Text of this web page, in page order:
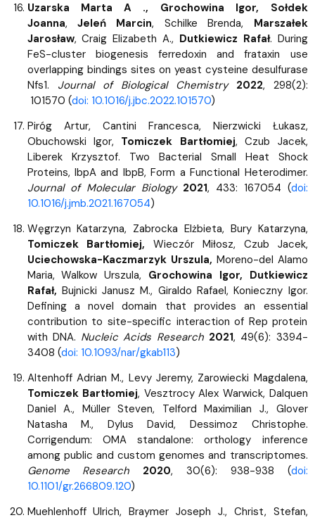
Uzarska Marta A ., Grochowina Igor,
Sołdek
Joanna, Jeleń Marcin, Schilke Brenda, Marszałek
Jarosław, Craig Elizabeth A., Dutkiewicz Rafał. During
FeS-cluster biogenesis ferredoxin and frataxin use
overlapping bindings sites on yeast cysteine desulfurase
Nfs1. Journal of Biological Chemistry 2022, 298(2):
101570 (doi: 10.1016/j.jbc.2022.101570)
Piróg Artur, Cantini Francesca, Nierzwicki Łukasz,
Obuchowski Igor, Tomiczek Bartłomiej, Czub Jacek,
Liberek Krzysztof. Two Bacterial Small Heat Shock
Proteins, IbpA and IbpB, Form a Functional Heterodimer.
Journal of Molecular Biology 2021, 433: 167054 (doi:
10.1016/j.jmb.2021.167054)
Węgrzyn Katarzyna, Zabrocka Elżbieta, Bury Katarzyna,
Tomiczek Bartłomiej,Wieczór Miłosz, Czub Jacek,
Uciechowska-Kaczmarzyk Urszula, Moreno-del Alamo
Maria, Walkow Urszula, Grochowina Igor, Dutkiewicz
Rafał, Bujnicki Janusz M., Giraldo Rafael, Konieczny Igor.
Defining a novel domain that provides an essential
contribution to site-specific interaction of Rep protein
with DNA. Nucleic Acids Research 2021, 49(6): 3394-
3408 (doi: 10.1093/nar/gkab113)
Altenhoff Adrian M., Levy Jeremy, Zarowiecki Magdalena,
Tomiczek Bartłomiej, Vesztrocy Alex Warwick, Dalquen
Daniel A., Müller Steven, Telford Maximilian J., Glover
Natasha M., Dylus David, Dessimoz Christophe.
Corrigendum: OMA standalone: orthology inference
among public and custom genomes and transcriptomes.
Genome Research
2020, 30(6): 938-938 (doi:
10.1101/gr.266809.120)
Muehlenhoff Ulrich, Braymer Joseph J., Christ, Stefan,